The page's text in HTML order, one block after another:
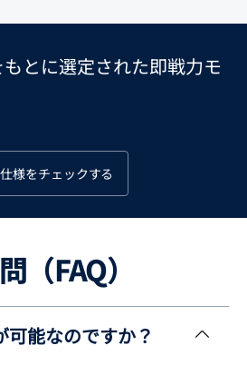
とに選定された即戦力モ
様をチェックする
（FAQ）
可能なのですか？